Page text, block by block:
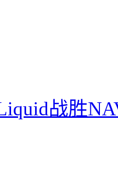
战胜